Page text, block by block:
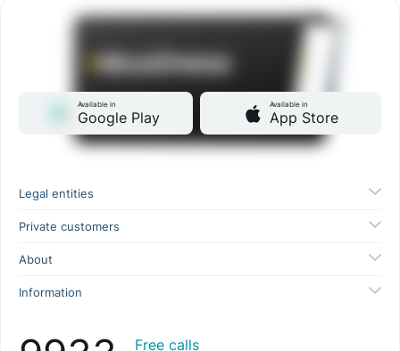
Available in
Google Play
Available in
App Store
Legal entities
Private customers
About
Information
Free calls